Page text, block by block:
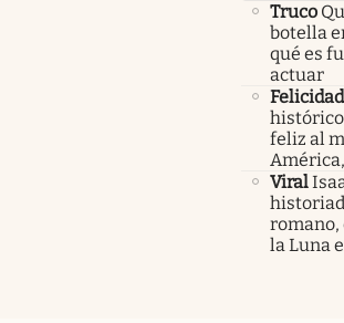
Truco
botella
qué es
actuar
Felicidad
histórico
feliz al
Viral
romano,
la Luna